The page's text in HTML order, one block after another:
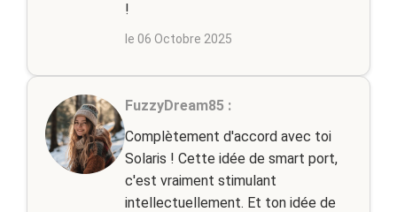
!
le 06 Octobre 2025
FuzzyDream85 :
Complètement d'accord avec toi
Solaris ! Cette idée de smart port,
c'est vraiment stimulant
intellectuellement. Et ton idée de